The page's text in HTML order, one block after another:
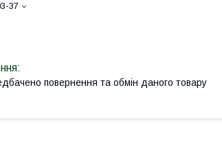
37
повернення та обмін даного товару